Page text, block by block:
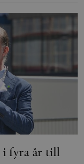
i fyra år till